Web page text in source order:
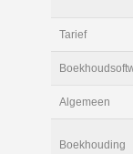
Actie